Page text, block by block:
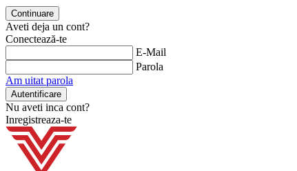
Aveti deja un cont?
Conectează-te
E-Mail
Parola
Am uitat parola
Nu aveti inca cont?
Inregistreaza-te